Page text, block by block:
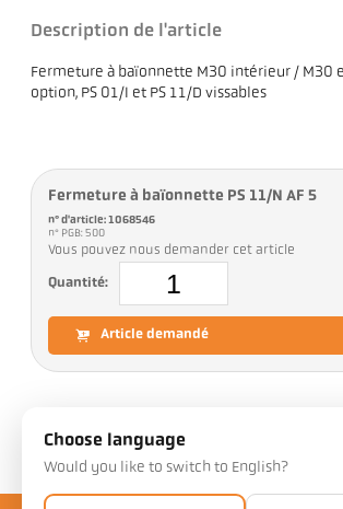
Description de l'article
Fermeture à baïonnette M30 intérieur / M30
option, PS 01/I et PS 11/D vissables
Fermeture à baïonnette PS 11/N AF 5
n° d'article: 1068546
n° PGB: 500
Vous pouvez nous demander cet article
Quantité:
Article demandé
Téléchargements
Choose language
Would you like to switch to English?